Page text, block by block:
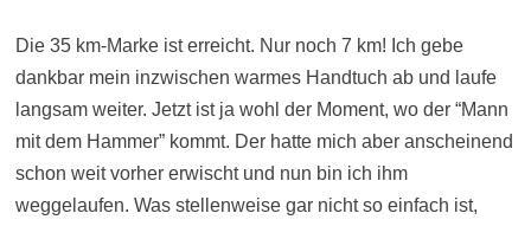
Die 35 km-Marke ist erreicht. Nur noch 7 km! Ich gebe
dankbar mein inzwischen warmes Handtuch ab und laufe
langsam weiter. Jetzt ist ja wohl der Moment, wo der “Mann
mit dem Hammer” kommt. Der hatte mich aber anscheinend
schon weit vorher erwischt und nun bin ich ihm
weggelaufen. Was stellenweise gar nicht so einfach ist,